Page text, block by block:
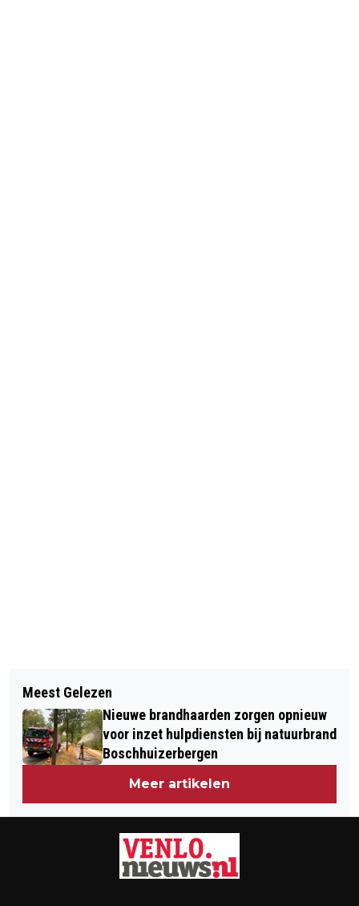
GRATIS TEGELTAXI IS TERUG IN
GEMEENTE VENLO!
BEZOEK HET OCÉ MUSEUM OP DE
OPEN ZATERDAG, 7 MAART 2026
Meest Gelezen
Nieuwe brandhaarden zorgen opnieuw
voor inzet hulpdiensten bij natuurbrand
Boschhuizerbergen
Meer artikelen